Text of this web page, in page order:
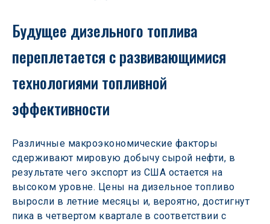
Будущее дизельного топлива
переплетается с развивающимися
технологиями топливной
эффективности
Различные макроэкономические факторы
сдерживают мировую добычу сырой нефти, в
результате чего экспорт из США остается на
высоком уровне. Цены на дизельное топливо
выросли в летние месяцы и, вероятно, достигнут
пика в четвертом квартале в соответствии с